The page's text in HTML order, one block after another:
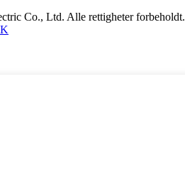
Co., Ltd. Alle rettigheter forbeholdt.